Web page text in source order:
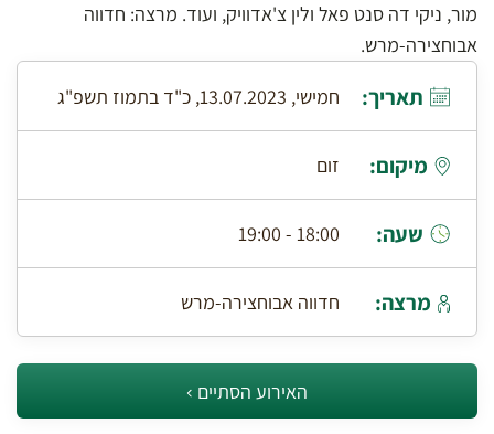
מור, ניקי דה סנט פאל ולין צ'אדוויק, ועוד. מרצה: חדווה
אבוחצירה-מרש.
תאריך: חמישי, 13.07.2023, כ"ד בתמוז תשפ"ג
מיקום: זום
שעה: 18:00 - 19:00
מרצה: חדווה אבוחצירה-מרש
האירוע הסתיים